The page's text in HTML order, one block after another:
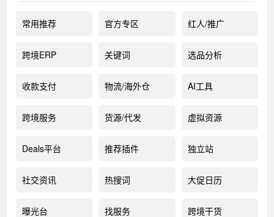
常用推荐 官方专区 红人/推广
跨境ERP 关键词 选品分析
收款支付 物流/海外仓 AI工具
跨境服务 货源/代发 虚拟资源
Deals平台 推荐插件 独立站
社交资讯 热搜词 大促日历
曝光台 找服务 跨境干货